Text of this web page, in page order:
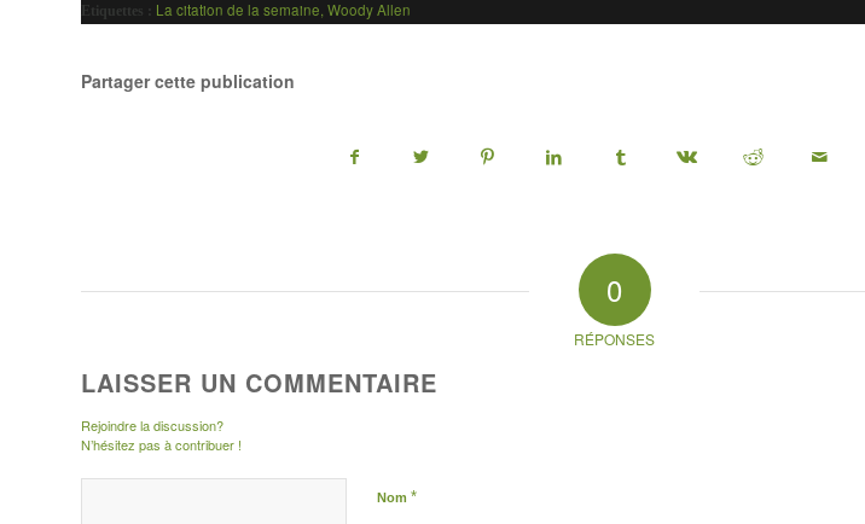
Etiquettes : La citation de la semaine, Woody Allen
Partager cette publication
0
RÉPONSES
LAISSER UN COMMENTAIRE
Rejoindre la discussion?
N’hésitez pas à contribuer !
Nom *